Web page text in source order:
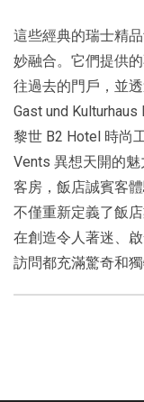
這些經典的瑞士精
妙融合。它們提供
往過去的門戶，並
Gast und
黎世 B2 Hotel 時尚
Vents 異想天開的魅
客房，飯店誠賓客
不僅重新定義了飯
在創造令人著迷、
訪問都充滿驚奇和獨